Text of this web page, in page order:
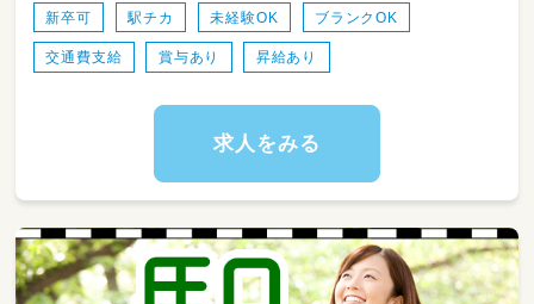
体育指導・インターナショナル保育（週
1回）
11:00 給食（0歳児）／11:30 給食（1～5歳児）
15:00 手作りおやつ
15:30 午後の保育（外遊び・お散歩・工作など）
17:00 順次降園／18:00 補食（希望者のみ）
新卒可 駅チカ 未経験OK ブランクOK
交通費支給 賞与あり 昇給あり
求人をみる